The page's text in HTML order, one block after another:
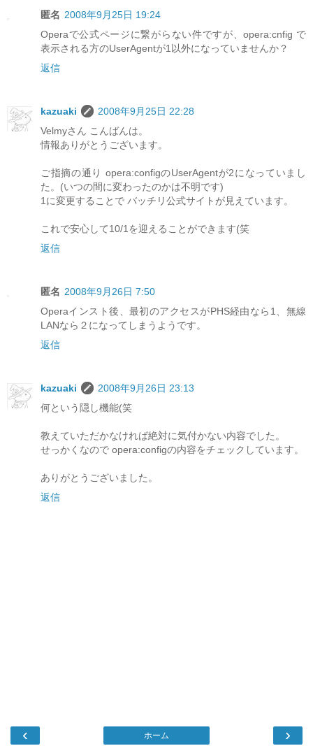
匿名 2008年9月25日 19:24
Operaで公式ページに繋がらない件ですが、opera:cnfig で
表示される方のUserAgentが1以外になっていませんか？
返信
kazuaki
2008年9月25日 22:28
Velmyさん こんばんは。
情報ありがとうございます。
ご指摘の通り opera:configのUserAgentが2になっていまし
た。(いつの間に変わったのかは不明です)
1に変更することで バッチリ公式サイトが見えています。
これで安心して10/1を迎えることができます(笑
返信
匿名 2008年9月26日 7:50
Operaインスト後、最初のアクセスがPHS経由なら1、無線
LANなら２になってしまうようです。
返信
kazuaki
2008年9月26日 23:13
何という隠し機能(笑
教えていただかなければ絶対に気付かない内容でした。
せっかくなので opera:configの内容をチェックしています。
ありがとうございました。
返信
‹ ›
ホーム